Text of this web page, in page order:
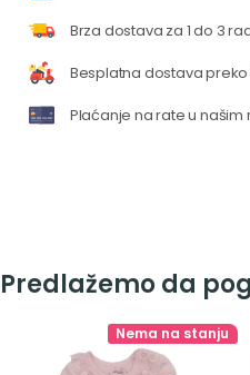
Brza dostava za 1 do 3
Besplatna dostava preko
Plaćanje na rate u našim
Predlažemo da
Nema na stanju